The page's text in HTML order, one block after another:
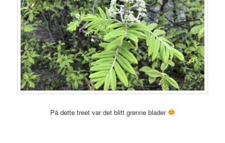
På dette treet var det blitt grønne blader